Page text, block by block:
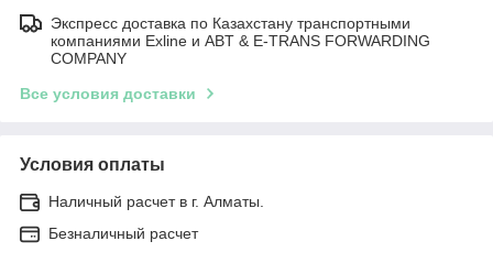
Экспресс доставка по Казахстану транспортными
компаниями Exline и ABT & E-TRANS FORWARDING
COMPANY
Все условия доставки
Условия оплаты
Наличный расчет в г. Алматы.
Безналичный расчет